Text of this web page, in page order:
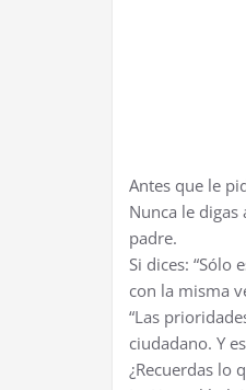
Antes que le
Nunca le
padre.
Si dices: “Sólo
con la misma
“Las
ciudadano. Y
¿Recuerdas lo